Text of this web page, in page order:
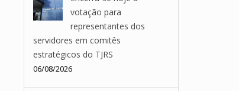
votação para
representantes dos
servidores em comitês
estratégicos do TJRS
06/08/2026